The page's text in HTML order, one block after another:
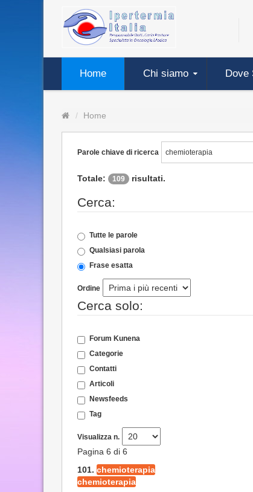
Home Chi siamo Dove
Home
Parole chiave di ricerca
Totale: 109 risultati.
Cerca:
Tutte le parole
Qualsiasi parola
Frase esatta
Ordine
Cerca solo:
Forum Kunena
Categorie
Contatti
Articoli
Newsfeeds
Tag
Visualizza n.
Pagina 6 di 6
101. chemioterapia
chemioterapia